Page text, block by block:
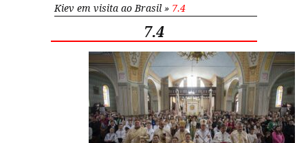
Kiev em visita ao Brasil » 7.4
7.4